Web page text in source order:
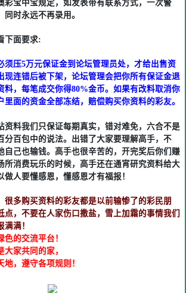
彩宝中宝规定，如发表带有联系方式，一次警
时永远不再录用。
下面要求:
须压5万元保证金到论坛管理员处，才给出售资
现连错后被下架，论坛管理会把你所有保证金退
料，每笔成交你得80%金币。如果有改料取消你
里面的资金全部冻结，赔偿购买你资料的彩友。
资料我们只保证每期真实，错对难免，六合不是
分百包中的说法。出错了大家要理解高手，不
自己也输钱。高手也很辛苦的，开完奖后你们赚
所消费玩乐的时候，高手还在通宵研究资料给大
做人要懂感恩，懂感恩才有福报！
很多购买资料的彩友都是以前输惨了的彩民朋
点，不要在人家伤口撒盐，雪上加霜的事情我们
满满！
色的交流平台！
大家共同的家，
地，遵守各项规则！